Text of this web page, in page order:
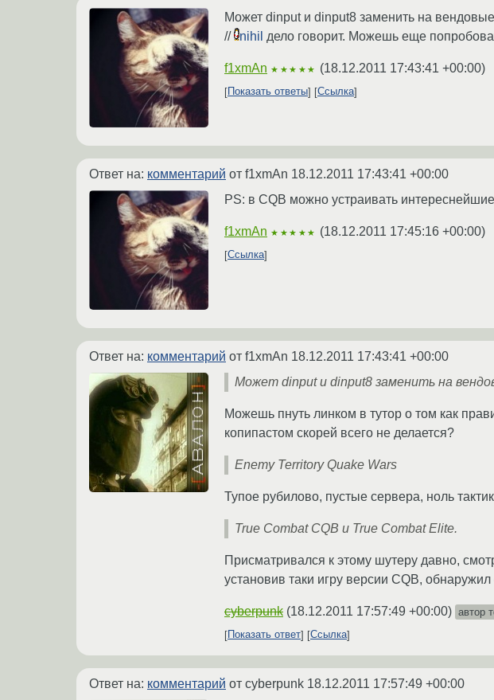
Может dinput и dinput8 заменить на
//
nihil дело говорит. Можешь еще
f1xmAn ★★★★★ (18.12.2011 17:43:41 +00:00)
Показать ответы Ссылка
Ответ на: комментарий от f1xmAn 18.12.2011 17:43:41 +00:00
PS: в CQB можно устраивать
f1xmAn ★★★★★ (18.12.2011 17:45:16 +00:00)
Ссылка
Ответ на: комментарий от f1xmAn 18.12.2011 17:43:41 +00:00
Может dinput и dinput8 заменить на
Можешь пнуть линком в тутор о том как
копипастом скорей всего не делается?
Enemy Territory Quake Wars
Тупое рубилово, пустые сервера, ноль
True Combat CQB и True Combat Elite.
Присматривался к этому шутеру давно,
установив таки игру версии CQB,
cyberpunk (18.12.2011 17:57:49 +00:00) автор
Показать ответ
Ссылка
Ответ на: комментарий от cyberpunk 18.12.2011 17:57:49 +00:00